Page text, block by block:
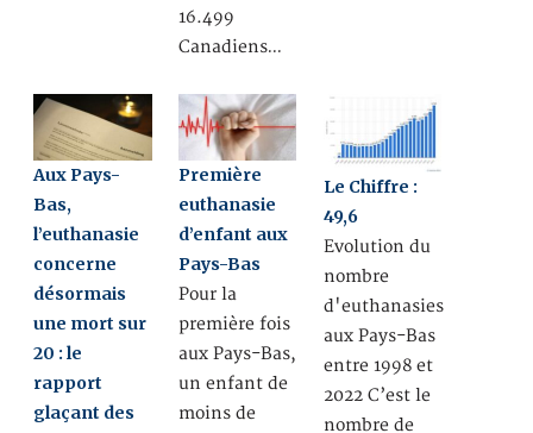
16.499
Canadiens…
Aux Pays-
Bas,
l’euthanasie
concerne
désormais
une mort sur
20 : le
rapport
glaçant des
Première
euthanasie
d’enfant aux
Pays-Bas
Pour la
première fois
aux Pays-Bas,
un enfant de
moins de
Le Chiffre :
49,6
Evolution du
nombre
d'euthanasies
aux Pays-Bas
entre 1998 et
2022 C’est le
nombre de